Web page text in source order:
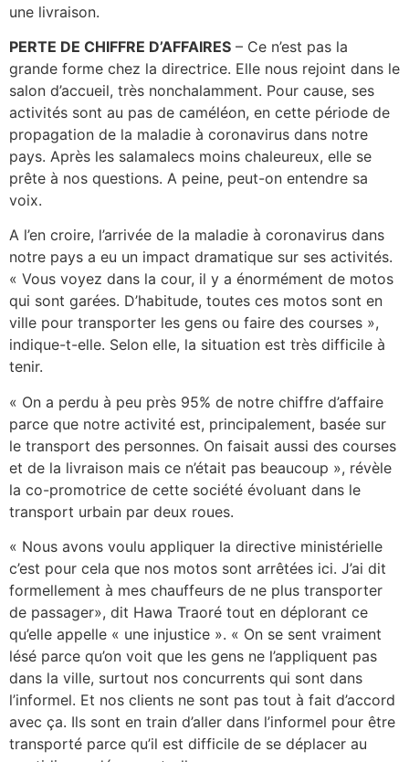
une livraison.
PERTE DE CHIFFRE D’AFFAIRES – Ce n’est pas la
grande forme chez la directrice. Elle nous rejoint dans le
salon d’accueil, très nonchalamment. Pour cause, ses
activités sont au pas de caméléon, en cette période de
propagation de la maladie à coronavirus dans notre
pays. Après les salamalecs moins chaleureux, elle se
prête à nos questions. A peine, peut-on entendre sa
voix.
A l’en croire, l’arrivée de la maladie à coronavirus dans
notre pays a eu un impact dramatique sur ses activités.
« Vous voyez dans la cour, il y a énormément de motos
qui sont garées. D’habitude, toutes ces motos sont en
ville pour transporter les gens ou faire des courses »,
indique-t-elle. Selon elle, la situation est très difficile à
tenir.
« On a perdu à peu près 95% de notre chiffre d’affaire
parce que notre activité est, principalement, basée sur
le transport des personnes. On faisait aussi des courses
et de la livraison mais ce n’était pas beaucoup », révèle
la co-promotrice de cette société évoluant dans le
transport urbain par deux roues.
« Nous avons voulu appliquer la directive ministérielle
c’est pour cela que nos motos sont arrêtées ici. J’ai dit
formellement à mes chauffeurs de ne plus transporter
de passager», dit Hawa Traoré tout en déplorant ce
qu’elle appelle « une injustice ». « On se sent vraiment
lésé parce qu’on voit que les gens ne l’appliquent pas
dans la ville, surtout nos concurrents qui sont dans
l’informel. Et nos clients ne sont pas tout à fait d’accord
avec ça. Ils sont en train d’aller dans l’informel pour être
transporté parce qu’il est difficile de se déplacer au